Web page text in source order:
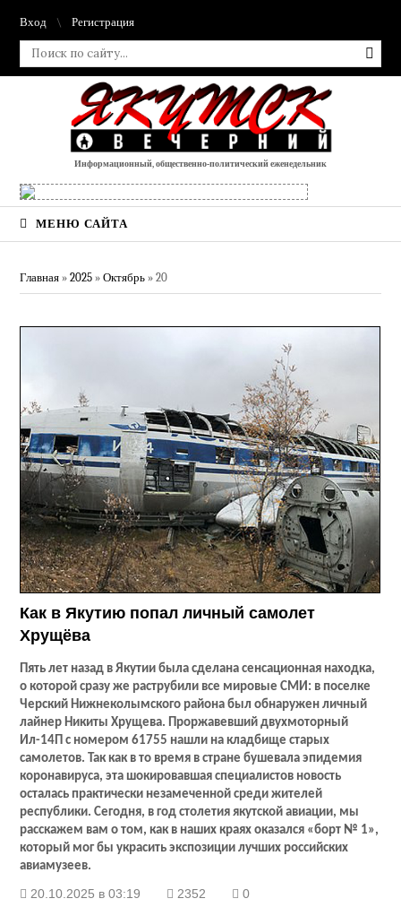
Вход Регистрация
Информационный, общественно-политический еженедельник
МЕНЮ САЙТА
Главная »2025 » Октябрь » 20
Как в Якутию попал личный самолет
Хрущёва
Пять лет назад в Якутии была сделана сенсационная находка,
о которой сразу же раструбили все мировые СМИ: в поселке
Черский Нижнеколымского района был обнаружен личный
лайнер Никиты Хрущева. Проржавевший двухмоторный
Ил-14П с номером 61755 нашли на кладбище старых
самолетов. Так как в то время в стране бушевала эпидемия
коронавируса, эта шокировавшая специалистов новость
осталась практически незамеченной среди жителей
республики. Сегодня, в год столетия якутской авиации, мы
расскажем вам о том, как в наших краях оказался «борт № 1»,
который мог бы украсить экспозиции лучших российских
авиамузеев.
20.10.2025 в 03:19 2352 0